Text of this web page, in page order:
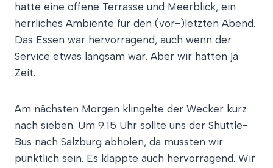
hatte eine offene Terrasse und Meerblick, ein
herrliches Ambiente für den (vor-)letzten Abend.
Das Essen war hervorragend, auch wenn der
Service etwas langsam war. Aber wir hatten ja
Zeit.
Am nächsten Morgen klingelte der Wecker kurz
nach sieben. Um 9.15 Uhr sollte uns der Shuttle-
Bus nach Salzburg abholen, da mussten wir
pünktlich sein. Es klappte auch hervorragend. Wir